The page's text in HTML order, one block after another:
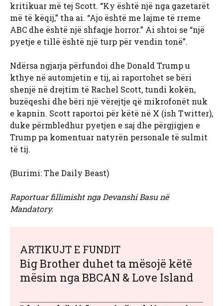
kritikuar më tej Scott. “Ky është një nga gazetarët
më të këqij,” tha ai. “Ajo është me lajme të rreme
ABC dhe është një shfaqje horror.” Ai shtoi se “një
pyetje e tillë është një turp për vendin tonë”.
Ndërsa ngjarja përfundoi dhe Donald Trump u
kthye në automjetin e tij, ai raportohet se bëri
shenjë në drejtim të Rachel Scott, tundi kokën,
buzëqeshi dhe bëri një vërejtje që mikrofonët nuk
e kapnin. Scott raportoi për këtë në X (ish Twitter),
duke përmbledhur pyetjen e saj dhe përgjigjen e
Trump pa komentuar natyrën personale të sulmit
të tij.
(Burimi: The Daily Beast)
Raportuar fillimisht nga Devanshi Basu në
Mandatory.
ARTIKUJT E FUNDIT
Big Brother duhet ta mësojë këtë
mësim nga BBCAN & Love Island